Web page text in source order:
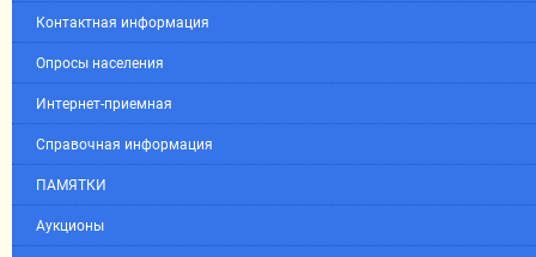
Контактная информация
Опросы населения
Интернет-приемная
Справочная информация
ПАМЯТКИ
Аукционы